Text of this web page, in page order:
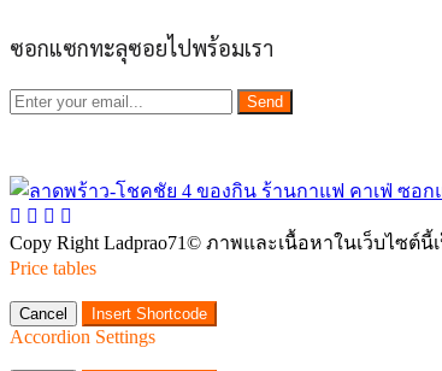
ซอกแซกทะลุซอยไปพร้อมเรา
Send
Copy Right Ladprao71© ภาพและเนื้อหาในเว็บไ
Price tables
Cancel Insert Shortcode
Accordion Settings